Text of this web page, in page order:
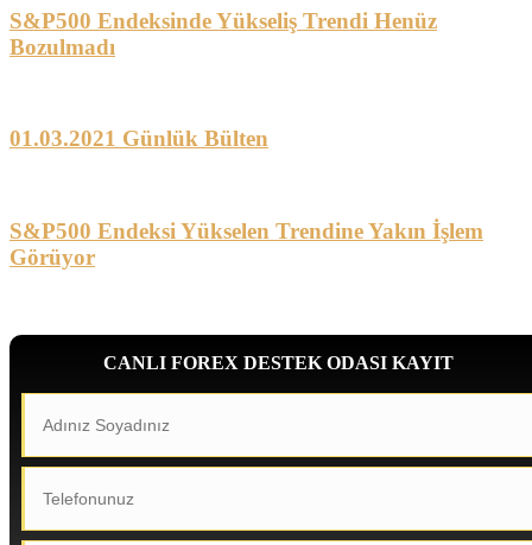
S&P500 Endeksinde Yükseliş Trendi Henüz
Bozulmadı
01.03.2021 Günlük Bülten
S&P500 Endeksi Yükselen Trendine Yakın İşlem
Görüyor
CANLI FOREX DESTEK ODASI KAYIT